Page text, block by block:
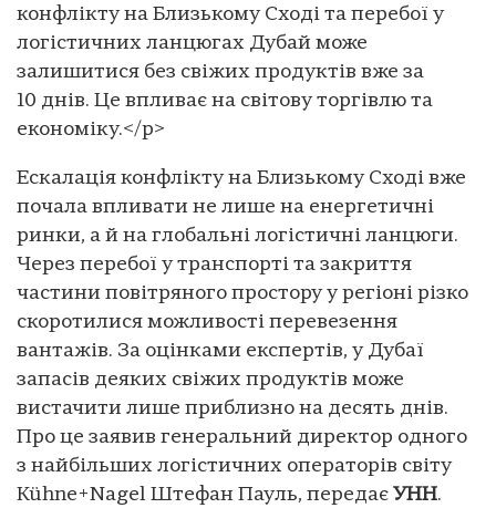
конфлікту на Близькому Сході та перебої у
логістичних ланцюгах Дубай може
залишитися без свіжих продуктів вже за
10 днів. Це впливає на світову торгівлю та
економіку.</p>
Ескалація конфлікту на Близькому Сході вже
почала впливати не лише на енергетичні
ринки, а й на глобальні логістичні ланцюги.
Через перебої у транспорті та закриття
частини повітряного простору у регіоні різко
скоротилися можливості перевезення
вантажів. За оцінками експертів, у Дубаї
запасів деяких свіжих продуктів може
вистачити лише приблизно на десять днів.
Про це заявив генеральний директор одного
з найбільших логістичних операторів світу
Kühne+Nagel Штефан Пауль, передає УНН.